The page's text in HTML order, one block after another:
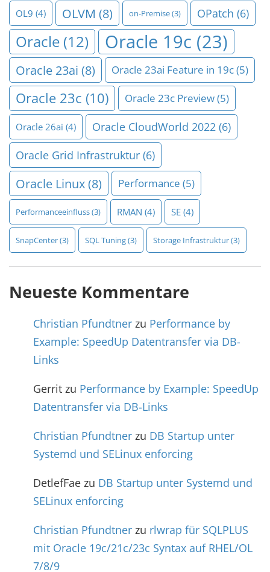
OL9 (4) OLVM (8) on-Premise(3) OPatch (6)
Oracle (12) Oracle 19c (23)
Oracle 23ai (8) Oracle 23ai Feature in 19c(5)
Oracle 23c (10) Oracle 23c Preview(5)
Oracle 26ai (4) Oracle CloudWorld 2022 (6)
Oracle Grid Infrastruktur (6)
Oracle Linux(8) Performance (5)
Performanceeinfluss(3) RMAN (4) SE (4)
SnapCenter(3) SQL Tuning(3) Storage Infrastruktur(3)
Neueste Kommentare
Christian Pfundtner zu Performance by
Example: SpeedUp Datentransfer via DB-
Links
Gerrit zu Performance by Example: SpeedUp
Datentransfer via DB-Links
Christian Pfundtner zu DB Startup unter
Systemd und SELinux enforcing
DetlefFae zu DB Startup unter Systemd und
SELinux enforcing
Christian Pfundtner zu rlwrap für SQLPLUS
mit Oracle 19c/21c/23c Syntax auf RHEL/OL
7/8/9